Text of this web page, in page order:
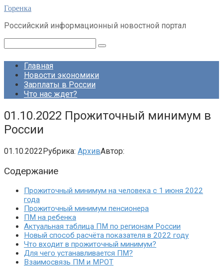
Перейти
контенту
Горенка
Российский информационный новостной портал
Главная
Новости экономики
Зарплаты в России
Что нас ждет?
01.10.2022 Прожиточный минимум в
России
01.10.2022Рубрика: АрхивАвтор:
Содержание
Прожиточный минимум на человека с 1 июня 2022
года
Прожиточный минимум пенсионера
ПМ на ребенка
Актуальная таблица ПМ по регионам России
Новый способ расчёта показателя в 2022 году
Что входит в прожиточный минимум?
Для чего устанавливается ПМ?
Взаимосвязь ПМ и МРОТ